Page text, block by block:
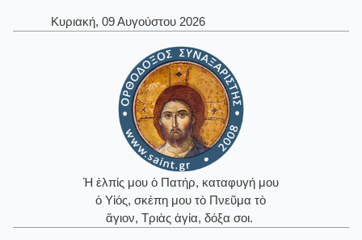
Κυριακή, 09 Αυγούστου 2026
Ἡ ἐλπίς μου ὁ Πατήρ, καταφυγή μου
ὁ Υἱός, σκέπη μου τὸ Πνεῦμα τὸ
ἅγιον, Τριὰς ἁγία, δόξα σοι.